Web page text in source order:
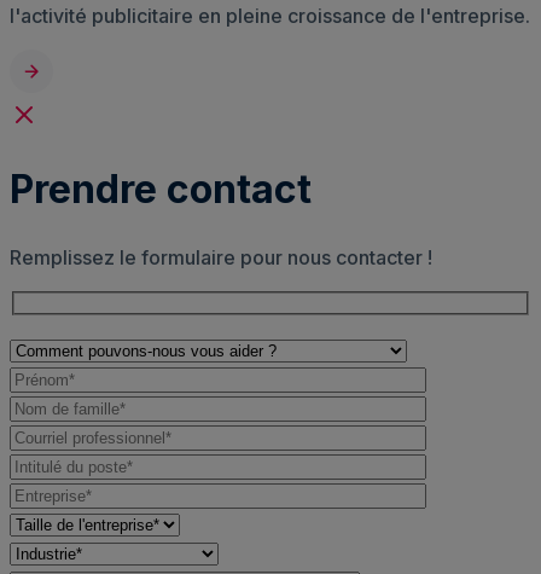
l'activité publicitaire en pleine croissance de l'entreprise.
Prendre contact
Remplissez le formulaire pour nous contacter !